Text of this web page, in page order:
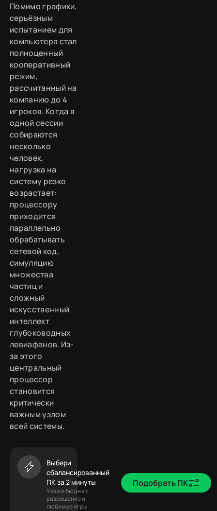
Помимо графики,
серьёзным
испытанием для
компьютера стал
полноценный
кооперативный
режим,
рассчитанный на
компанию до 4
игроков. Когда в
одной сессии
собираются
несколько
человек,
нагрузка на
систему резко
возрастает:
процессору
приходится
параллельно
обрабатывать
сетевой код,
симуляцию
множества
частиц и
сложный
искусственный
интеллект
глубоководных
левиафанов. Из-
за этого
центральный
процессор
становится
критически
важным узлом
всей системы.
Выбери
сбалансированный
ПК за 2 минуты
Укажи бюджет,
разрешение и
любимые игры
Подобрать ПК